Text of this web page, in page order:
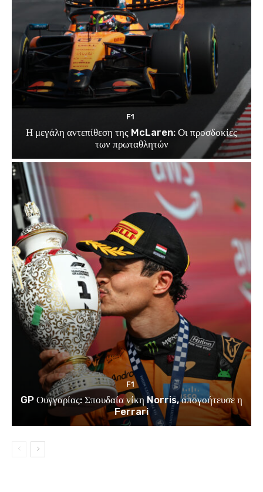
F1
Η μεγάλη αντεπίθεση της McLaren: Οι προσδοκίες
των πρωταθλητών
F1
GP Ουγγαρίας: Σπουδαία νίκη Norris, απογοήτευσε η
Ferrari